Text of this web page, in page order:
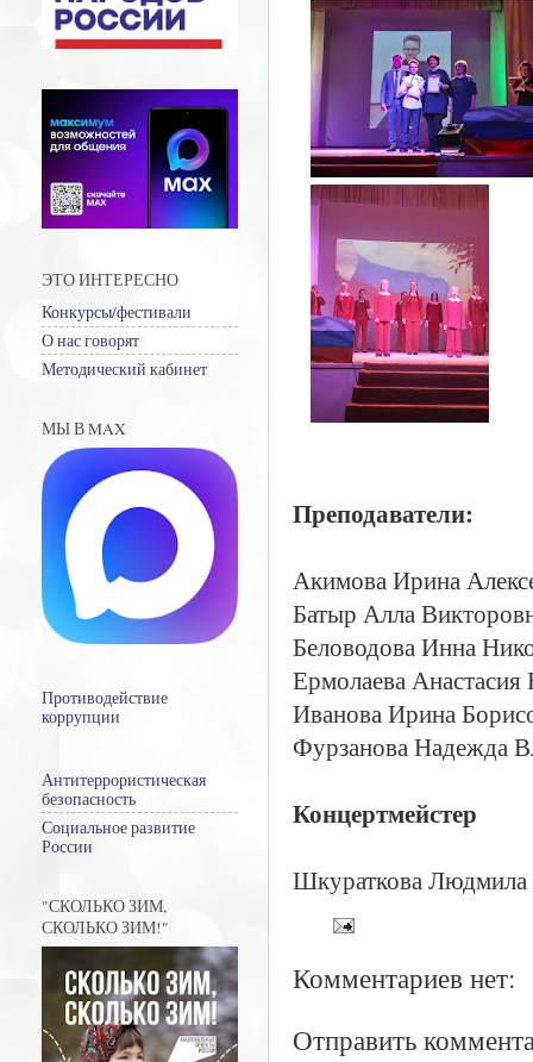
Преподаватели:
Акимова Ирина
Батыр Алла
Беловодова Инна
Ермолаева Анастасия
Иванова Ирина
Фурзанова Надежда
Концертмейстер
Шкураткова Людмила
Комментариев нет:
Отправить
ЭТО ИНТЕРЕСНО
Конкурсы/фестивали
О нас говорят
Методический кабинет
МЫ В MAX
Противодействие
коррупции
Антитеррористическая
безопасность
Социальное развитие
России
"СКОЛЬКО ЗИМ,
СКОЛЬКО ЗИМ!"